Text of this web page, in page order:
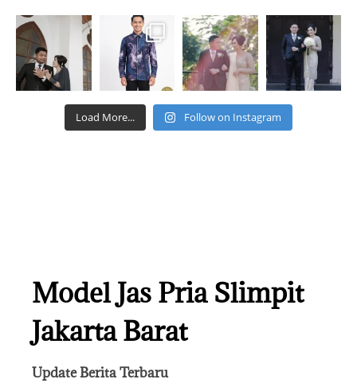
Load More... Follow on Instagram
Model Jas Pria Slimpit
Jakarta Barat
Update Berita Terbaru